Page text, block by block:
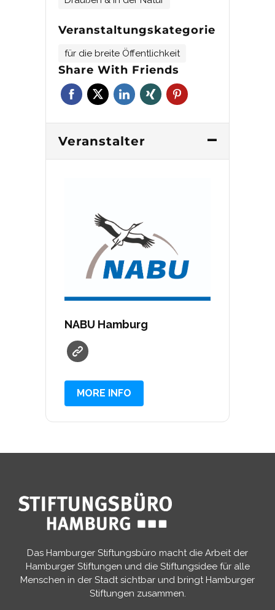
Veranstaltungskategorie
für die breite Öffentlichkeit
Share With Friends
Veranstalter
NABU Hamburg
MORE INFO
Das Hamburger Stiftungsbüro macht die Arbeit der
Hamburger Stiftungen und die Stiftungsidee für alle
Menschen in der Stadt sichtbar und bringt Hamburger
Stiftungen zusammen.​